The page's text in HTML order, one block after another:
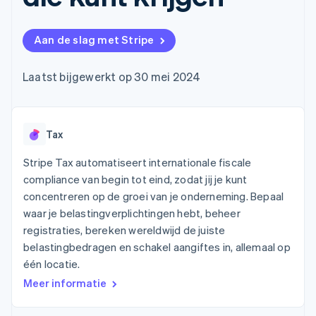
Toegang tot meer
Terminal
Fysieke betalingen
Authorization
Optimaliseer de
Link
Financial
Data gekoppelde
rekeningen
Data Pipeline
Gegevenssynchronisatie
Meer
Product roadmap
Ontdek wat er in het verschiet ligt
Radar
Marktplaatsen
Platforms
SaaS
Per branche
Gaming
Horeca, reizen en vrije
tijd
Verzekering
Media en entertainment
Non-profitorganisaties
Publieke sector
bieden
Betaalkaarten uitgeven
worden gedekt
Diensten voorzien en
Bronnen
App-integraties
Voorbeelden van code
Developerblog
API-status
Bedrijf
Productroadmap
Jaarlijks congres
Vacatures
Stripe Newsroom
Neem contact op
Partner worden
Aan de slag met Stripe
Laatst bijgewerkt op 30 mei 2024
Tax
Stripe Tax automatiseert internationale fiscale
compliance van begin tot eind, zodat jij je kunt
concentreren op de groei van je onderneming. Bepaal
waar je belastingverplichtingen hebt, beheer
registraties, bereken wereldwijd de juiste
belastingbedragen en schakel aangiftes in, allemaal op
één locatie.
Meer informatie